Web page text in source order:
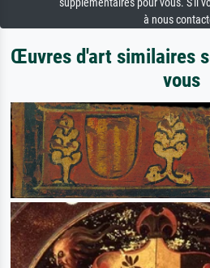
à nous
Œuvres d'art similaires
vous